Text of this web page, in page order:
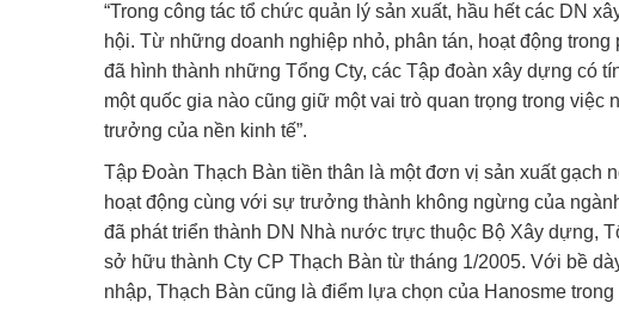
“Trong công tác tổ chức quản lý sản xuất, hầu hết các DN
hội. Từ những doanh nghiệp nhỏ, phân tán, hoạt động
đã hình thành những Tổng Cty, các Tập đoàn xây dựng có
một quốc gia nào cũng giữ một vai trò quan trọng trong
trưởng của nền kinh tế”.
Tập Đoàn Thạch Bàn tiền thân là một đơn vị sản xuất gạch
hoạt động cùng với sự trưởng thành không ngừng của
đã phát triển thành DN Nhà nước trực thuộc Bộ Xây dựng,
sở hữu thành Cty CP Thạch Bàn từ tháng 1/2005. Với bề
nhập, Thạch Bàn cũng là điểm lựa chọn của Hanosme